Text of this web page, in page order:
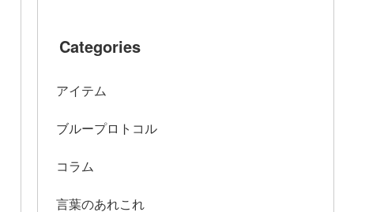
Categories
アイテム
ブループロトコル
コラム
言葉のあれこれ